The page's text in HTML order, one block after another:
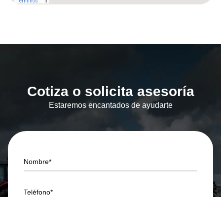
Cotiza o solicita asesoría
Estaremos encantados de ayudarte
Nombre*
Teléfono*